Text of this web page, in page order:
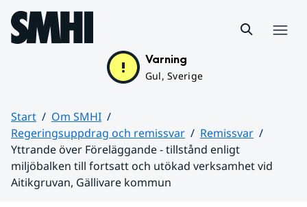
Hoppa till sidans innehåll
Varning
Gul, Sverige
Start
Om SMHI
Regeringsuppdrag och remissvar
Remissvar
Yttrande över Föreläggande - tillstånd enligt
miljöbalken till fortsatt och utökad verksamhet vid
Aitikgruvan, Gällivare kommun